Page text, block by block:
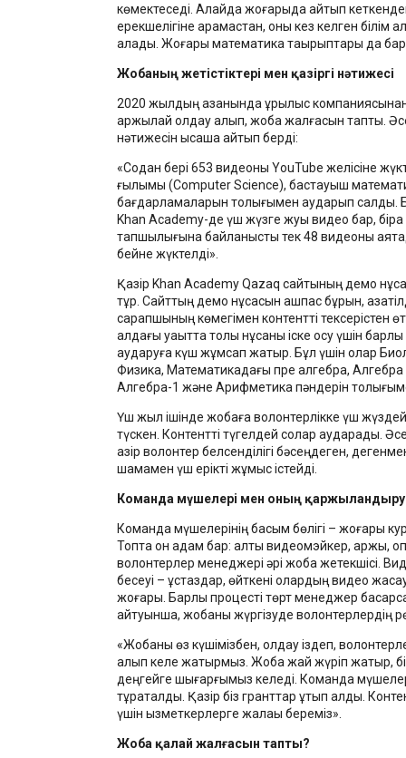
көмектеседі. Алайда жоғарыда айтып
ерекшелігіне қарамастан, оны кез келген білім
алады. Жоғары математика тақырыптары да
Жобаның жетістіктері мен қазіргі нәтижесі
2020 жылдың қазанында құрылыс
қаржылай қолдау алып, жоба жалғасын тапты.
нәтижесін қысқаша айтып берді:
«Содан бері 653 видеоны YouTube желісіне
ғылымы (Computer Science), бастауыш
бағдарламаларын толығымен аударып салдық.
Khan Academy-де үш жүзге жуық видео бар,
тапшылығына байланысты тек 48 видеоны
бейне жүктелді».
Қазір Khan Academy Qazaq сайтының демо
тұр. Сайттың демо нұсқасын ашпас бұрын,
сарапшының көмегімен контентті тексерістен
алдағы уақытта толық нұсқаны іске қосу үшін
аударуға күш жұмсап жатыр. Бұл үшін олар
Физика, Математикадағы пре алгебра, Алгебра
Алгебра-1 және Арифметика пәндерін
Үш жыл ішінде жобаға волонтерлікке үш жүздей
түскен. Контентті түгелдей солар аударады.
қазір волонтер белсенділігі бәсеңдеген,
шамамен үш ерікті жұмыс істейді.
Команда мүшелері мен оның
Команда мүшелерінің басым бөлігі – жоғары
Топта он адам бар: алты видеомэйкер, қаржы,
волонтерлер менеджері әрі жоба жетекшісі.
бесеуі – ұстаздар, өйткені олардың видео
жоғары. Барлық процесті төрт менеджер
айтуынша, жобаны жүргізуде волонтерлердің
«Жобаны өз күшімізбен, қолдау іздеп,
алып келе жатырмыз. Жоба жай жүріп жатыр,
деңгейге шығарғымыз келеді. Команда
тұрақталды. Қазір біз гранттар ұтып алдық.
үшін қызметкерлерге жалақы береміз».
Жоба қалай жалғасын тапты?